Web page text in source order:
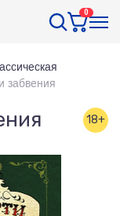
0
забвения
18+